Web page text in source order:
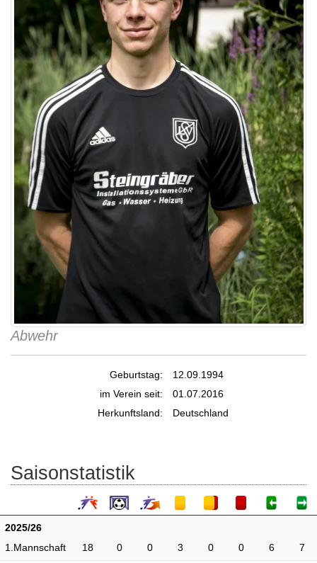
Abwehr
Geburtstag:
12.09.1994
im Verein seit:
01.07.2016
Herkunftsland:
Deutschland
Saisonstatistik
2025/26
1.Mannschaft
18 0 0 3 0 0 6 7